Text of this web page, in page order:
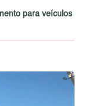
para veículos